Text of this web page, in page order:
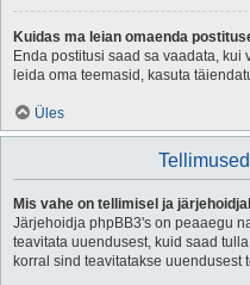
Kuidas ma leian omaenda
Enda postitusi saad sa vaadata, kui
leida oma teemasid, kasuta
Üles
Mis vahe on tellimisel ja
Järjehoidja phpBB3's on peaaegu
teavitata uuendusest, kuid saad
korral sind teavitatakse